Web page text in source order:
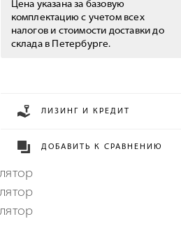
Цена указана за базовую
комплектацию с учетом всех
налогов и стоимости доставки до
склада в Петербурге.
ЛИЗИНГ И КРЕДИТ
ДОБАВИТЬ К СРАВНЕНИЮ